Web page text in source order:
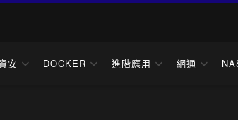
安 DOCKER 進階應用 網通